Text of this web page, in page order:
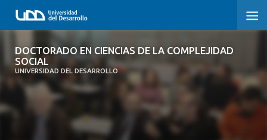
DOCTORADO EN CIENCIAS DE LA COMPLEJIDAD
SOCIAL
UNIVERSIDAD DEL DESARROLLO
DOCTORADO EN CIENCIAS DE LA
COMPLEJIDAD SOCIAL